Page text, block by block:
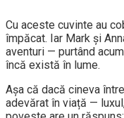
Cu aceste cuvinte au
împăcat. Iar Mark și
aventuri — purtând
încă există în lume.
Așa că dacă cineva
adevărat în viață —